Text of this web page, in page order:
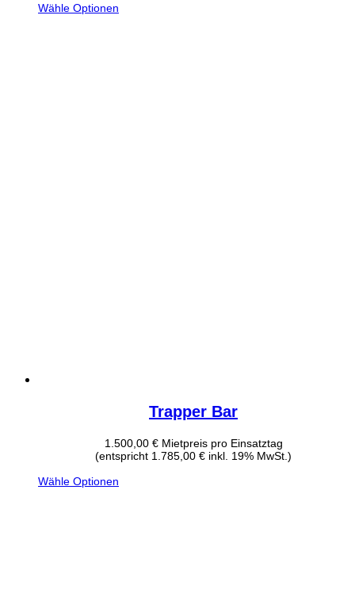
Wähle Optionen
Trapper Bar
1.500,00 €Mietpreis pro Einsatztag
(entspricht 1.785,00 € inkl. 19% MwSt.)
Wähle Optionen